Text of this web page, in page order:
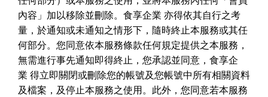
內容」加以移除並刪除。食享企業 亦得依其自行之考
量，於通知或未通知之情形下，隨時終止本服務或其任
何部分。您同意依本服務條款任何規定提供之本服務，
無需進行事先通知即得終止，您承認並同意，食享企
業 得立即關閉或刪除您的帳號及您帳號中所有相關資料
及檔案，及停止本服務之使用。此外，您同意若本服務